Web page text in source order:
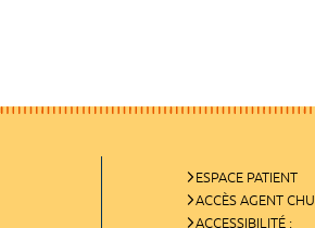
ESPACE PATIENT
ACCÈS AGENT CHU
ACCESSIBILITÉ :